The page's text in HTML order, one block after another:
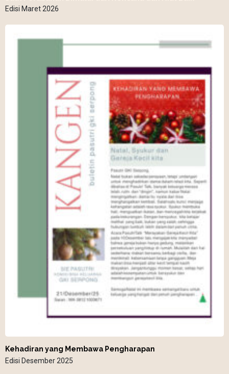
Edisi Maret 2026
Kehadiran yang Membawa Pengharapan
Edisi Desember 2025